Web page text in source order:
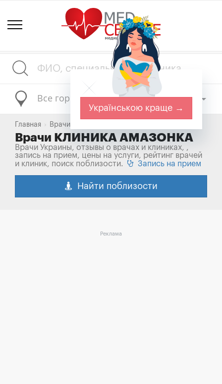
Все города
Главная Врачи Украины
Врачи КЛИНИКА АМАЗОНКА
Врачи Украины, отзывы о врачах и клиниках, ,
запись на прием, цены на услуги, рейтинг врачей
и клиник, поиск поблизости.
Запись на прием
Найти поблизости
Реклама
Українською краще →